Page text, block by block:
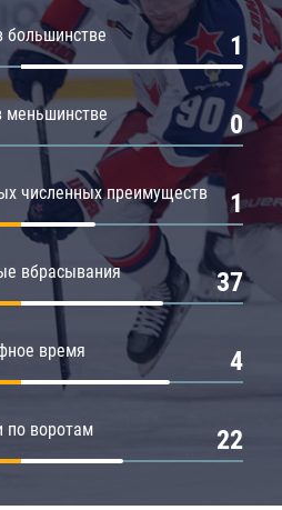
1
0
численных преимуществ 1
вбрасывания 37
время 4
по воротам 22